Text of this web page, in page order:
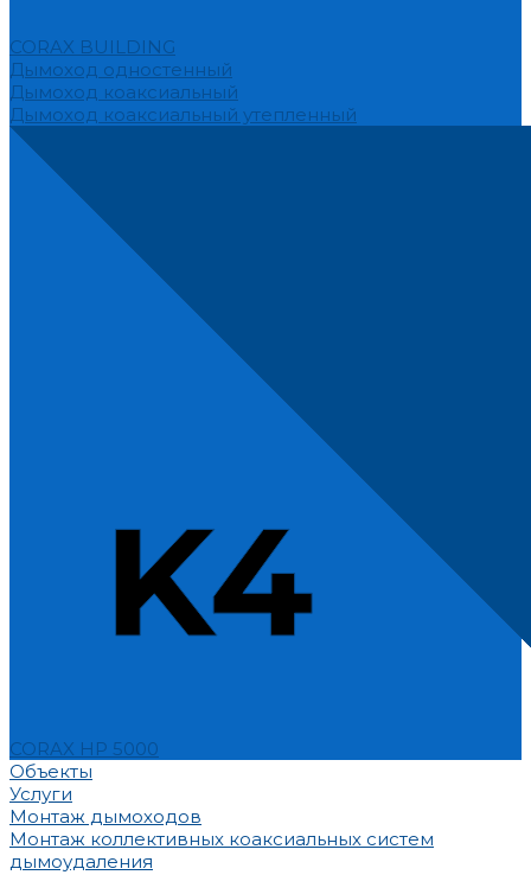
CORAX BUILDING
Дымоход одностенный
Дымоход коаксиальный
Дымоход коаксиальный утепленный
CORAX HP 5000
Объекты
Услуги
Монтаж дымоходов
Монтаж коллективных коаксиальных систем
дымоудаления